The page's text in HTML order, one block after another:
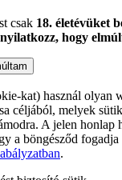
csak 18. életévüket
hogy
kat) használ olyan
céljából, melyek
A jelen honlap
a böngésződ
.